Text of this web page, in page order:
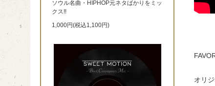
オリ
ソウル名曲・HIPHOP元ネタばかりをミッ
クス!!
1,000円(税込1,100円)